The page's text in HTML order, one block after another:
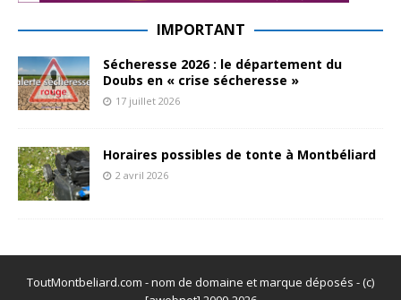
IMPORTANT
Sécheresse 2026 : le département du
Doubs en « crise sécheresse »
17 juillet 2026
Horaires possibles de tonte à Montbéliard
2 avril 2026
ToutMontbeliard.com - nom de domaine et marque déposés - (c)